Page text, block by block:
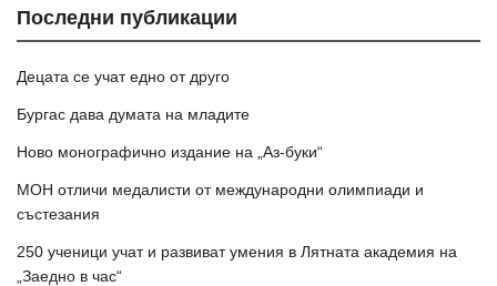
Последни публикации
Децата се учат едно от друго
Бургас дава думата на младите
Ново монографично издание на „Аз-буки“
МОН отличи медалисти от международни олимпиади и
състезания
250 ученици учат и развиват умения в Лятната академия на
„Заедно в час“